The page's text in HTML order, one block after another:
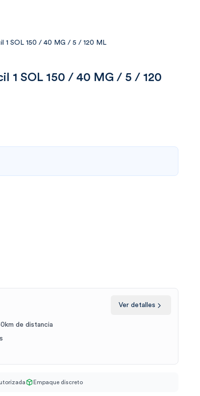
1 SOL 150 / 40 MG / 5 / 120 ML
1 SOL 150 / 40 MG / 5 / 120
Ver detalles
de distancia
Empaque discreto